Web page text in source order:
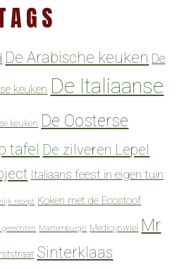
De Arabische keuken De
keuken De Italiaanse
keuken De Oosterse
tafel De zilveren Lepel
Italiaans feest in eigen tuin
recept Koken met de Ecostoof
gerechten Mattemburgh Medicijnwiel Mr
Sinterklaas